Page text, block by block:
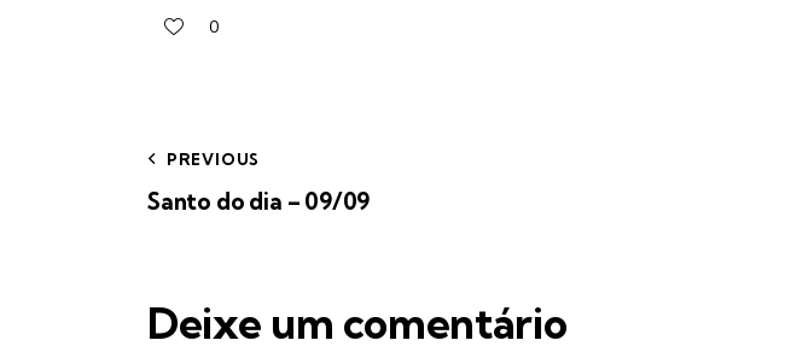
0
PREVIOUS
Santo do dia – 09/09
Deixe um comentário